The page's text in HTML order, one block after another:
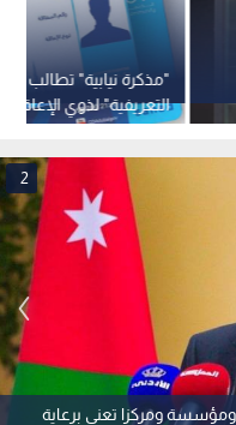
"مذكرة نيابية" تطالب
التعريفية" لذوي
وتفعيلها فورا
السنوي لـ 438 جمعية ومؤسسة ومركزا تعنى برعاية
2